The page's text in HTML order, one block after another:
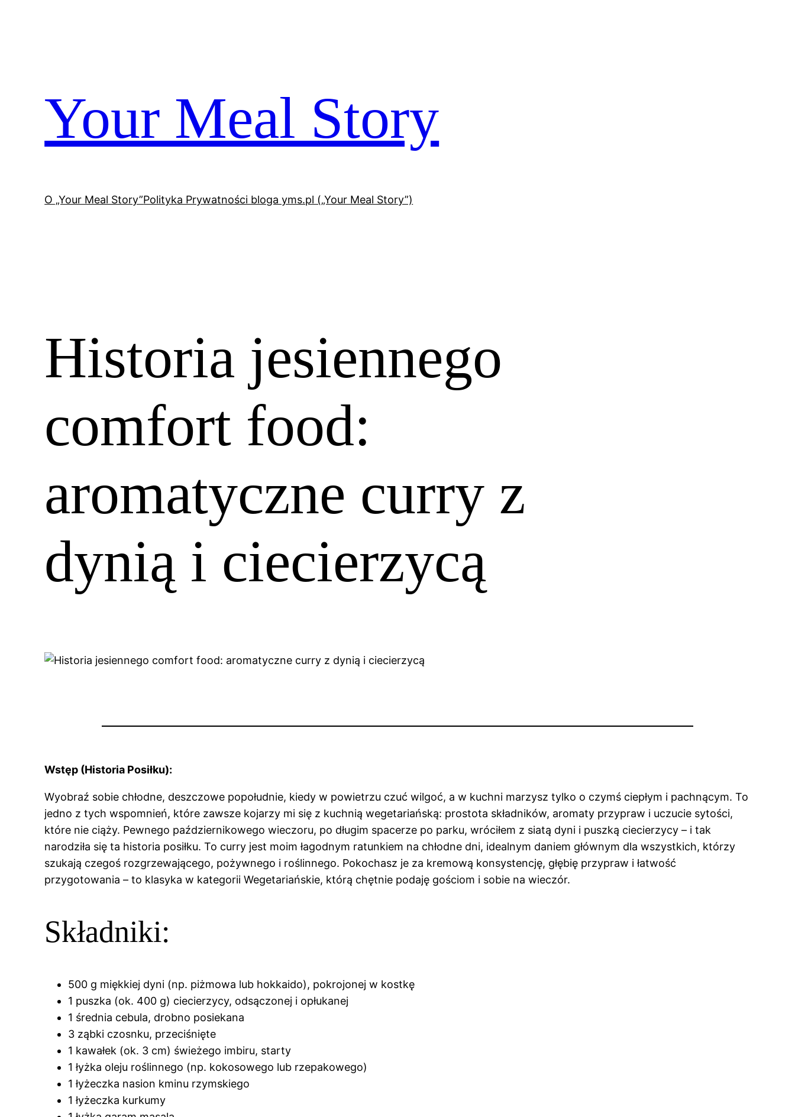
Your Meal Story
O „Your Meal Story”Polityka Prywatności bloga yms.pl („Your Meal Story”)
Historia jesiennego
comfort food:
aromatyczne curry z
dynią i ciecierzycą
Wstęp (Historia Posiłku):
Wyobraź sobie chłodne, deszczowe popołudnie, kiedy w powietrzu czuć wilgoć, a w kuchni marzysz tylko o czymś ciepłym i pachnącym. To
jedno z tych wspomnień, które zawsze kojarzy mi się z kuchnią wegetariańską: prostota składników, aromaty przypraw i uczucie sytości,
które nie ciąży. Pewnego październikowego wieczoru, po długim spacerze po parku, wróciłem z siatą dyni i puszką ciecierzycy – i tak
narodziła się ta historia posiłku. To curry jest moim łagodnym ratunkiem na chłodne dni, idealnym daniem głównym dla wszystkich, którzy
szukają czegoś rozgrzewającego, pożywnego i roślinnego. Pokochasz je za kremową konsystencję, głębię przypraw i łatwość
przygotowania – to klasyka w kategorii Wegetariańskie, którą chętnie podaję gościom i sobie na wieczór.
Składniki:
500 g miękkiej dyni (np. piżmowa lub hokkaido), pokrojonej w kostkę
1 puszka (ok. 400 g) ciecierzycy, odsączonej i opłukanej
1 średnia cebula, drobno posiekana
3 ząbki czosnku, przeciśnięte
1 kawałek (ok. 3 cm) świeżego imbiru, starty
1 łyżka oleju roślinnego (np. kokosowego lub rzepakowego)
1 łyżeczka nasion kminu rzymskiego
1 łyżeczka kurkumy